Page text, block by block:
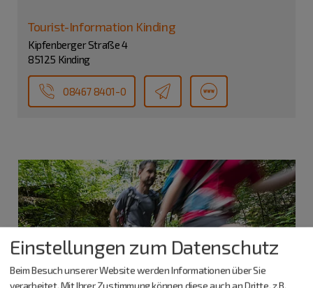
Tourist-Information Kinding
Kipfenberger Straße 4
85125 Kinding
08467 8401-0
Einstellungen zum Datenschutz
Beim Besuch unserer Website werden Informationen über Sie
verarbeitet. Mit Ihrer Zustimmung können diese auch an Dritte, z.B.